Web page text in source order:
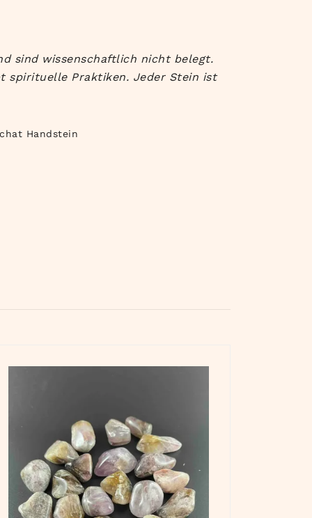
sind wissenschaftlich nicht belegt.
spirituelle Praktiken. Jeder Stein ist
Handstein